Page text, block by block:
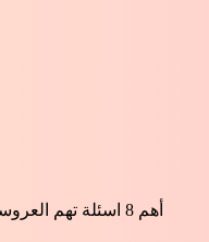
أهم 8 اسئلة تهم العروسين عن تحضيرات يوم الفرح.